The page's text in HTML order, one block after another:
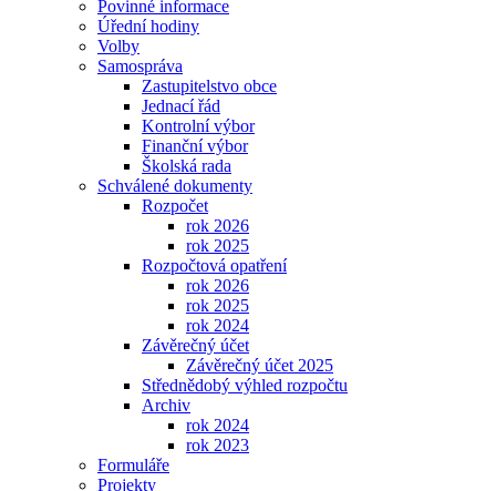
Povinné informace
Úřední hodiny
Volby
Samospráva
Zastupitelstvo obce
Jednací řád
Kontrolní výbor
Finanční výbor
Školská rada
Schválené dokumenty
Rozpočet
rok 2026
rok 2025
Rozpočtová opatření
rok 2026
rok 2025
rok 2024
Závěrečný účet
Závěrečný účet 2025
Střednědobý výhled rozpočtu
Archiv
rok 2024
rok 2023
Formuláře
Projekty